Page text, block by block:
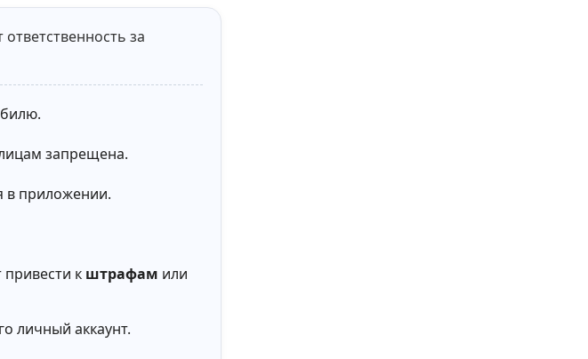
за
запрещена.
в приложении.
к штрафам или
личный аккаунт.